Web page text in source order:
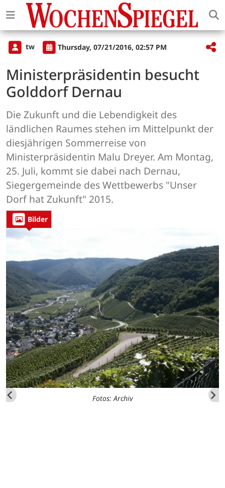
tw Thursday, 07/21/2016, 02:57 PM
Ministerpräsidentin besucht
Golddorf Dernau
Die Zukunft und die Lebendigkeit des
ländlichen Raumes stehen im Mittelpunkt der
diesjährigen Sommerreise von
Ministerpräsidentin Malu Dreyer. Am Montag,
25. Juli, kommt sie dabei nach Dernau,
Siegergemeinde des Wettbewerbs "Unser
Dorf hat Zukunft" 2015.
Bilder
Fotos: Archiv